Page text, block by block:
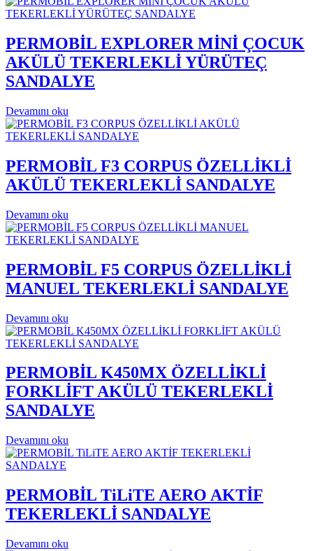
PERMOBİL EXPLORER MİNİ ÇOCUK
AKÜLÜ TEKERLEKLİ YÜRÜTEÇ
SANDALYE
Devamını oku
PERMOBİL F3 CORPUS ÖZELLİKLİ
AKÜLÜ TEKERLEKLİ SANDALYE
Devamını oku
PERMOBİL F5 CORPUS ÖZELLİKLİ
MANUEL TEKERLEKLİ SANDALYE
Devamını oku
PERMOBİL K450MX ÖZELLİKLİ
FORKLİFT AKÜLÜ TEKERLEKLİ
SANDALYE
Devamını oku
PERMOBİL TiLiTE AERO AKTİF
TEKERLEKLİ SANDALYE
Devamını oku